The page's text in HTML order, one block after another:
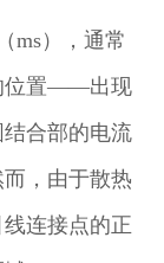
ms），通常
位置——出现
合部的电流
，由于散热
连接点的正